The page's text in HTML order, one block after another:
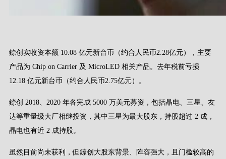
錼创实收资本额 10.08 亿元新台币（约合人民币2.28亿元），主要
产品为 Chip on Carrier 及 MicroLED 相关产品。去年税前亏损
12.18 亿元新台币 （约合人民币2.75亿元） 。
錼创 2018、2020 年各完成 5000 万美元募资，包括晶电、三星、友
达等重量级大厂相继投资，其中三星为最大股东，持股超过 2 成，
晶电也有近 2 成持股。
虽然目前尚未获利，但錼创大股东背景、阵容强大，且门槛较高的